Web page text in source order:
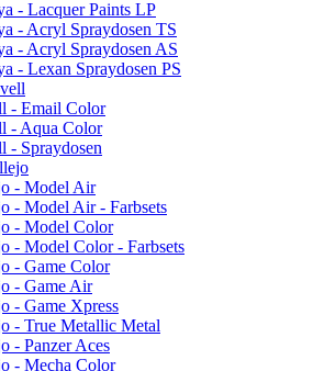
- Lacquer Paints LP
- Acryl Spraydosen TS
- Acryl Spraydosen AS
- Lexan Spraydosen PS
- Email Color
- Aqua Color
- Spraydosen
- Model Air
- Model Air - Farbsets
- Model Color
- Model Color - Farbsets
- Game Color
- Game Air
- Game Xpress
- True Metallic Metal
- Panzer Aces
- Mecha Color